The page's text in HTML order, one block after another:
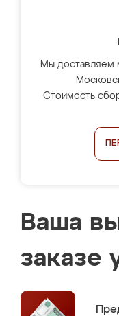
Мы доставляем
Стоимость
Ваша
заказе